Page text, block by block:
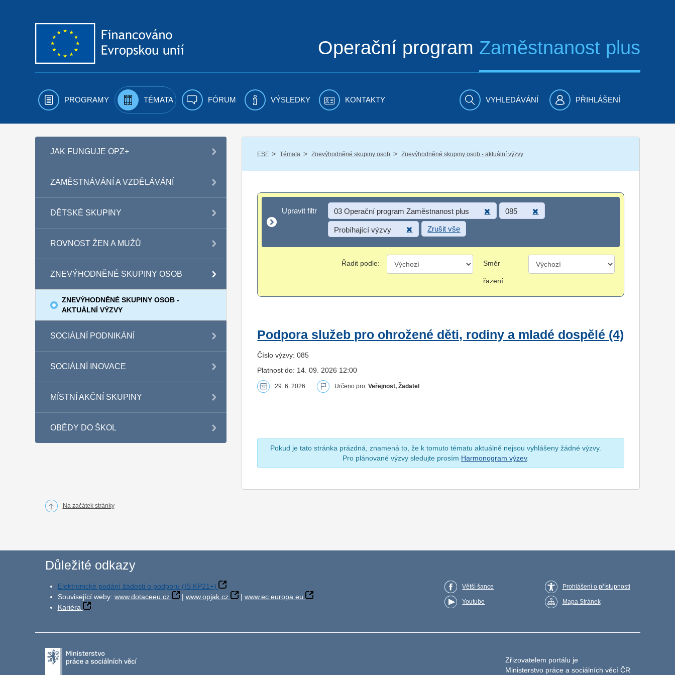
Operační program Zaměstnanost plus
PROGRAMY TÉMATA FÓRUM VÝSLEDKY KONTAKTY VYHLEDÁVÁNÍ PŘIHLÁŠENÍ
JAK FUNGUJE OPZ+
ZAMĚSTNÁVÁNÍ A VZDĚLÁVÁNÍ
DĚTSKÉ SKUPINY
ROVNOST ŽEN A MUŽŮ
ZNEVÝHODNĚNÉ SKUPINY OSOB
ZNEVÝHODNĚNÉ SKUPINY OSOB -
AKTUÁLNÍ VÝZVY
SOCIÁLNÍ PODNIKÁNÍ
SOCIÁLNÍ INOVACE
MÍSTNÍ AKČNÍ SKUPINY
OBĚDY DO ŠKOL
ESF / Témata / Znevýhodněné skupiny osob / Znevýhodněné skupiny osob - aktuální výzvy
Upravit filtr
Upravit filtr 03 Operační program Zaměstnanost plus 085
Probíhající výzvy Zrušit vše
Řadit podle: Směr
řazení:
Podpora služeb pro ohrožené děti, rodiny a mladé dospělé (4)
Číslo výzvy: 085
Platnost do: 14. 09. 2026 12:00
29. 6. 2026 Určeno pro:Veřejnost, Žadatel
Pokud je tato stránka prázdná, znamená to, že k tomuto tématu aktuálně nejsou vyhlášeny žádné výzvy.
Pro plánované výzvy sledujte prosím Harmonogram výzev.
Na začátek stránky
Důležité odkazy
Elektronické podání žádosti o podporu (IS KP21+)
Související weby: www.dotaceeu.cz | www.opjak.cz | www.ec.europa.eu
Kariéra
Větší šance
Youtube
Prohlášení o přístupnosti
Mapa Stránek
Zřizovatelem portálu je
Ministerstvo práce a sociálních věcí ČR